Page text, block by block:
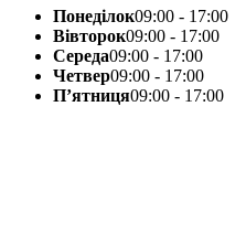
Понеділок09:00 - 17:00
Вівторок09:00 - 17:00
Середа09:00 - 17:00
Четвер09:00 - 17:00
П’ятниця09:00 - 17:00